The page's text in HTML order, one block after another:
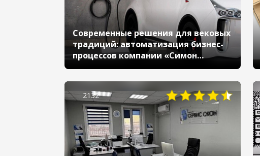
Современные решения для вековых
традиций: автоматизация бизнес-
процессов компании «Симон
Электрик»» с помощью
2132